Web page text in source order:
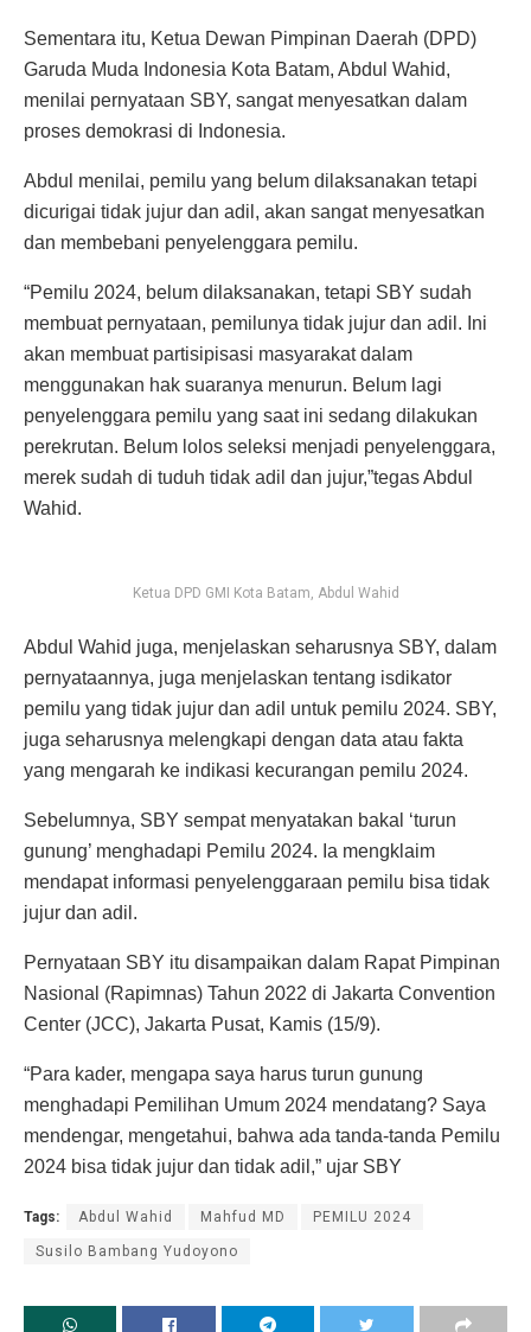
Sementara itu, Ketua Dewan Pimpinan Daerah (DPD)
Garuda Muda Indonesia Kota Batam, Abdul Wahid,
menilai pernyataan SBY, sangat menyesatkan dalam
proses demokrasi di Indonesia.
Abdul menilai, pemilu yang belum dilaksanakan tetapi
dicurigai tidak jujur dan adil, akan sangat menyesatkan
dan membebani penyelenggara pemilu.
“Pemilu 2024, belum dilaksanakan, tetapi SBY sudah
membuat pernyataan, pemilunya tidak jujur dan adil. Ini
akan membuat partisipisasi masyarakat dalam
menggunakan hak suaranya menurun. Belum lagi
penyelenggara pemilu yang saat ini sedang dilakukan
perekrutan. Belum lolos seleksi menjadi penyelenggara,
merek sudah di tuduh tidak adil dan jujur,”tegas Abdul
Wahid.
Ketua DPD GMI Kota Batam, Abdul Wahid
Abdul Wahid juga, menjelaskan seharusnya SBY, dalam
pernyataannya, juga menjelaskan tentang isdikator
pemilu yang tidak jujur dan adil untuk pemilu 2024. SBY,
juga seharusnya melengkapi dengan data atau fakta
yang mengarah ke indikasi kecurangan pemilu 2024.
Sebelumnya, SBY sempat menyatakan bakal ‘turun
gunung’ menghadapi Pemilu 2024. Ia mengklaim
mendapat informasi penyelenggaraan pemilu bisa tidak
jujur dan adil.
Pernyataan SBY itu disampaikan dalam Rapat Pimpinan
Nasional (Rapimnas) Tahun 2022 di Jakarta Convention
Center (JCC), Jakarta Pusat, Kamis (15/9).
“Para kader, mengapa saya harus turun gunung
menghadapi Pemilihan Umum 2024 mendatang? Saya
mendengar, mengetahui, bahwa ada tanda-tanda Pemilu
2024 bisa tidak jujur dan tidak adil,” ujar SBY
Tags: Abdul Wahid Mahfud MD PEMILU 2024
Susilo Bambang Yudoyono